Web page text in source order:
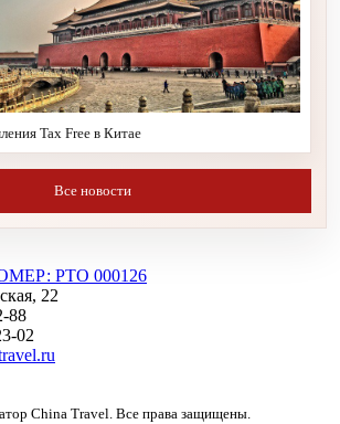
Tax Free в Китае
Все новости
РТО 000126
22
88
02
China Travel. Все права защищены.